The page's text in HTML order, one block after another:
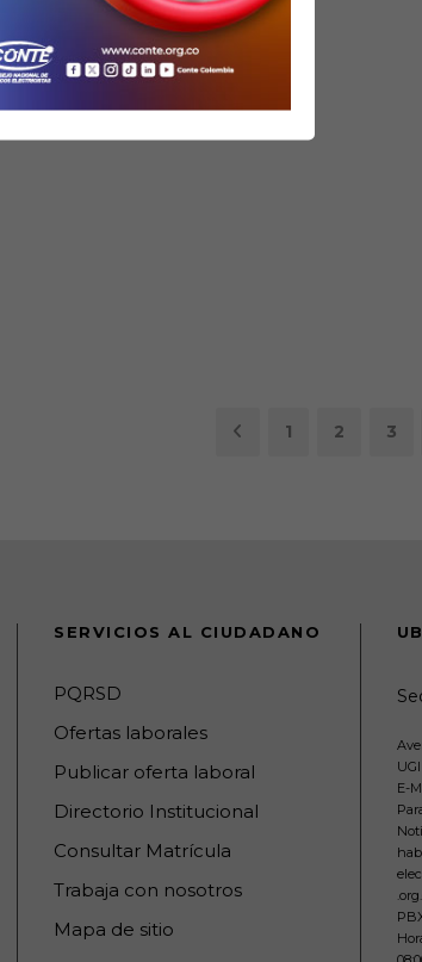
1 2 3
SERVICIOS AL CIUDADANO
PQRSD
Ofertas laborales
Publicar oferta laboral
Directorio Institucional
Consultar Matrícula
Trabaja con nosotros
Mapa de sitio
E-